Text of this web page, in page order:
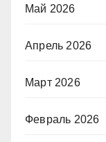
Май 2026
Апрель 2026
Март 2026
Февраль 2026